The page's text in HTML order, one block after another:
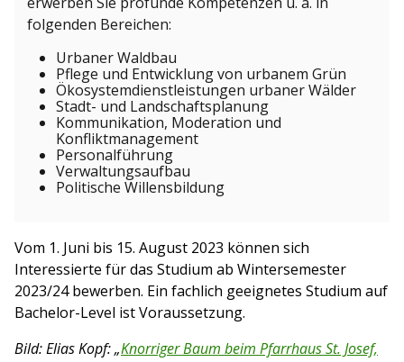
folgenden Bereichen:
Urbaner Waldbau
Pflege und Entwicklung von urbanem Grün
Ökosystemdienstleistungen urbaner Wälder
Stadt- und Landschaftsplanung
Kommunikation, Moderation und
Konfliktmanagement
Personalführung
Verwaltungsaufbau
Politische Willensbildung
Vom 1. Juni bis 15. August 2023 können sich
Interessierte für das Studium ab Wintersemester
2023/24 bewerben. Ein fachlich geeignetes Studium auf
Bachelor-Level ist Voraussetzung.
Bild: Elias Kopf: „Knorriger Baum beim Pfarrhaus St. Josef,